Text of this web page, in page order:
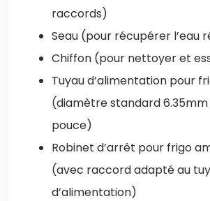
raccords)
Seau (pour récupérer l’eau
Chiffon (pour nettoyer et
Tuyau d’alimentation pour
(diamètre standard 6.35mm
pouce)
Robinet d’arrêt pour frigo
(avec raccord adapté au
d’alimentation)